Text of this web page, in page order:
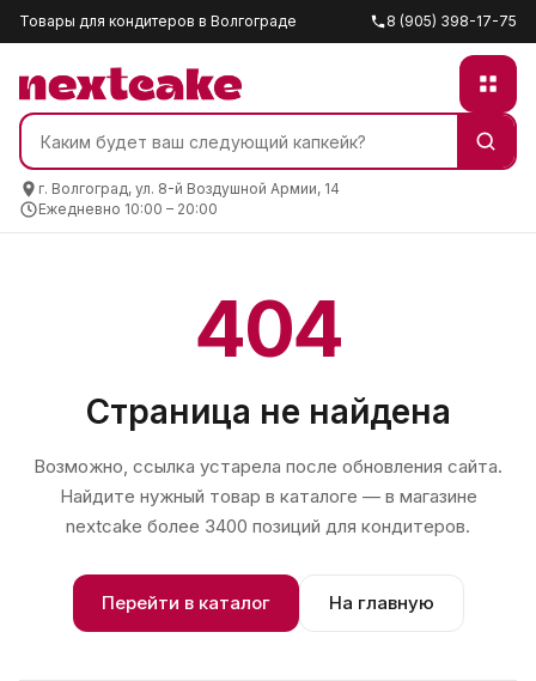
Товары для кондитеров в Волгограде 8 (905) 398-17-75
г. Волгоград, ул. 8-й Воздушной Армии, 14
Ежедневно 10:00 – 20:00
404
Страница не найдена
Возможно, ссылка устарела после обновления сайта.
Найдите нужный товар в каталоге — в магазине
nextcake более 3400 позиций для кондитеров.
Перейти в каталог На главную